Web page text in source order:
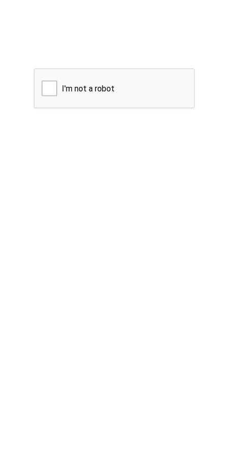
I'm not a robot